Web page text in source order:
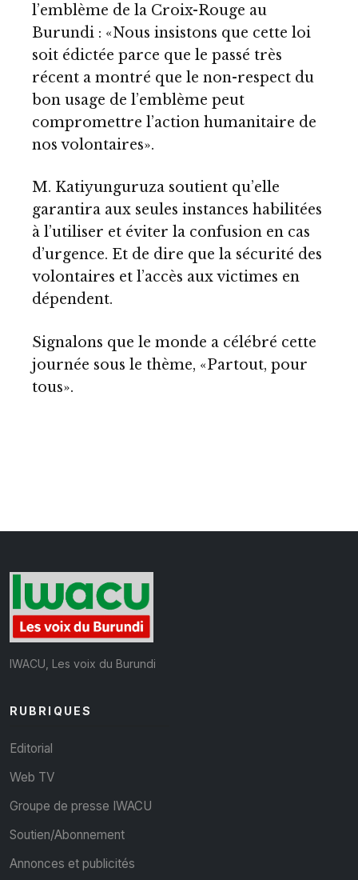
l’emblème de la Croix-Rouge au
Burundi : «Nous insistons que cette loi
soit édictée parce que le passé très
récent a montré que le non-respect du
bon usage de l’emblème peut
compromettre l’action humanitaire de
nos volontaires».
M. Katiyunguruza soutient qu’elle
garantira aux seules instances habilitées
à l’utiliser et éviter la confusion en cas
d’urgence. Et de dire que la sécurité des
volontaires et l’accès aux victimes en
dépendent.
Signalons que le monde a célébré cette
journée sous le thème, «Partout, pour
tous».
IWACU, Les voix du Burundi
RUBRIQUES
Editorial
Web TV
Groupe de presse IWACU
Soutien/Abonnement
Annonces et publicités